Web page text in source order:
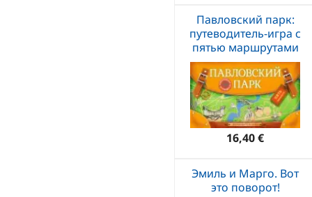
Павловский парк:
путеводитель-игра с
пятью маршрутами
16,40 €
Эмиль и Марго. Вот
это поворот!